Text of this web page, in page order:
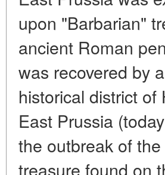
upon "Barbarian"
ancient Roman
was recovered by
historical district
East Prussia
the outbreak of
treasure found on